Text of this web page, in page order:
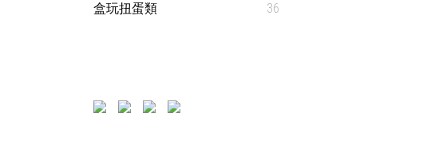
盒玩扭蛋類
36